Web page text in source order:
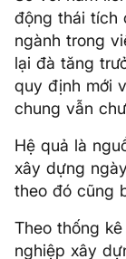
động thái tích
ngành trong
lại đà tăng
quy định mới
chung vẫn
Hệ quả là
xây dựng
theo đó cũng
Theo thống
nghiệp xây